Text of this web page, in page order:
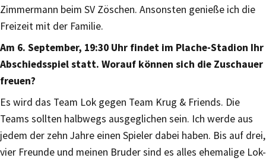
Zimmermann beim SV Zöschen. Ansonsten genieße ich die
Freizeit mit der Familie.
Am 6. September, 19:30 Uhr findet im Plache-Stadion Ihr
Abschiedsspiel statt. Worauf können sich die Zuschauer
freuen?
Es wird das Team Lok gegen Team Krug & Friends. Die
Teams sollten halbwegs ausgeglichen sein. Ich werde aus
jedem der zehn Jahre einen Spieler dabei haben. Bis auf drei,
vier Freunde und meinen Bruder sind es alles ehemalige Lok-